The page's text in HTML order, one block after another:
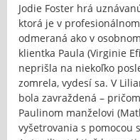
Jodie Foster hrá
ktorá je v
odmeraná ako v
klientka Paula (Virginie
neprišla na niekoľko
zomrela, vydesí sa. V
bola zavraždená –
Paulinom manželovi
vyšetrovania s pomocou